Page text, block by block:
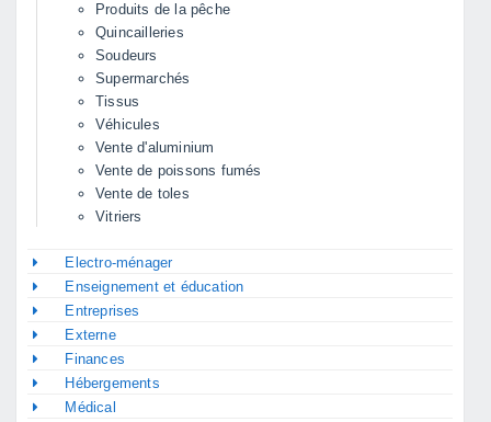
Produits de la pêche
Quincailleries
Soudeurs
Supermarchés
Tissus
Véhicules
Vente d'aluminium
Vente de poissons fumés
Vente de toles
Vitriers
Electro-ménager
Enseignement et éducation
Entreprises
Externe
Finances
Hébergements
Médical